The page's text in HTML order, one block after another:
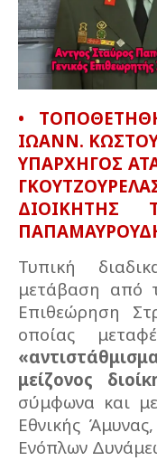
•
ΙΩΑΝΝ.
ΥΠΑΡΧΗΓΟΣ
Τυπική
μετάβαση από
Επιθεώρηση
οποίας
μείζονος
σύμφωνα και
Εθνικής
Ενόπλων